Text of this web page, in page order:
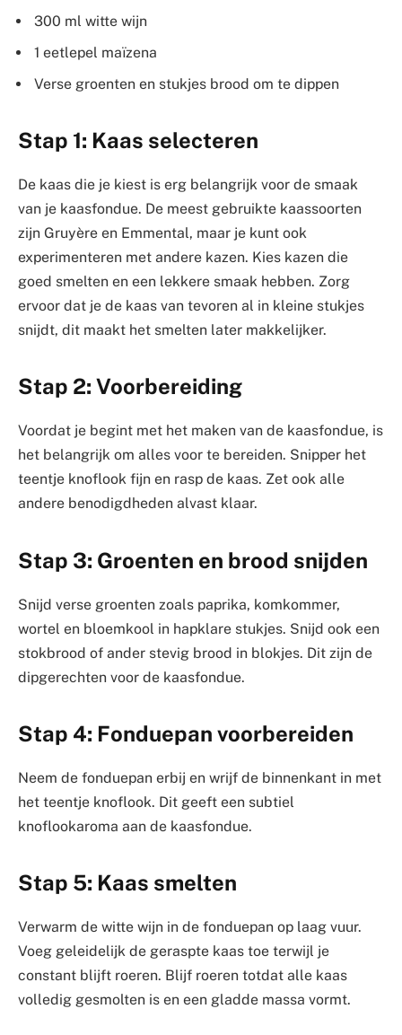
300 ml witte wijn
1 eetlepel maïzena
Verse groenten en stukjes brood om te dippen
Stap 1: Kaas selecteren
De kaas die je kiest is erg belangrijk voor de smaak
van je kaasfondue. De meest gebruikte kaassoorten
zijn Gruyère en Emmental, maar je kunt ook
experimenteren met andere kazen. Kies kazen die
goed smelten en een lekkere smaak hebben. Zorg
ervoor dat je de kaas van tevoren al in kleine stukjes
snijdt, dit maakt het smelten later makkelijker.
Stap 2: Voorbereiding
Voordat je begint met het maken van de kaasfondue, is
het belangrijk om alles voor te bereiden. Snipper het
teentje knoflook fijn en rasp de kaas. Zet ook alle
andere benodigdheden alvast klaar.
Stap 3: Groenten en brood snijden
Snijd verse groenten zoals paprika, komkommer,
wortel en bloemkool in hapklare stukjes. Snijd ook een
stokbrood of ander stevig brood in blokjes. Dit zijn de
dipgerechten voor de kaasfondue.
Stap 4: Fonduepan voorbereiden
Neem de fonduepan erbij en wrijf de binnenkant in met
het teentje knoflook. Dit geeft een subtiel
knoflookaroma aan de kaasfondue.
Stap 5: Kaas smelten
Verwarm de witte wijn in de fonduepan op laag vuur.
Voeg geleidelijk de geraspte kaas toe terwijl je
constant blijft roeren. Blijf roeren totdat alle kaas
volledig gesmolten is en een gladde massa vormt.